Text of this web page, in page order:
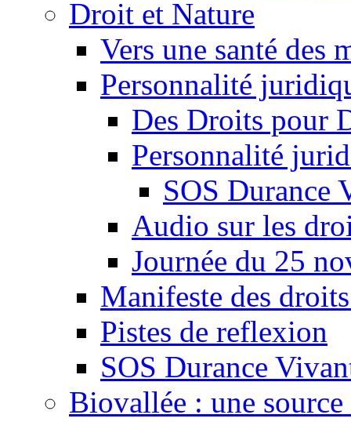
Droit et Nature
Vers une santé des
Personnalité
Des Droits pour
Personnalité
SOS Durance
Audio sur les
Journée du 25
Manifeste des
Pistes de reflexion
SOS Durance
Biovallée : une